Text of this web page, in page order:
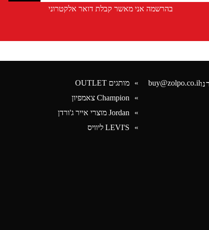
בהרשמה אני מאשר קבלת דואר אלקטרוני
buy@zolpo.co.il
מותגים OUTLET
Champion צאמפיון
Jordan מוצרי אייר ג'ורדן
LEVI'S ליוויס